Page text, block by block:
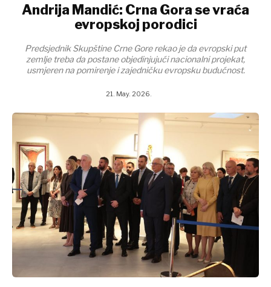
Tržišta
Albanija
BiH
Crna Gora
Makedonija
Srbija
Slovenija
Biznis i
ekonomija
Hrvatska
Kosovo*
Makedonija
Slovenija
Biznis i
ekonomija
Poslovne
priče
Andrija Mandić: Crna Gora se vraća
evropskoj porodici
Predsjednik Skupštine Crne Gore rekao je da evropski put
zemlje treba da postane objedinjujući nacionalni projekat,
usmjeren na pomirenje i zajedničku evropsku budućnost.
21. May. 2026.